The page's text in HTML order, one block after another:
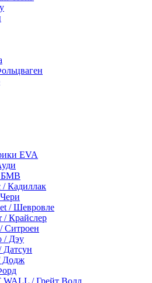
EVA
БМВ
/ Кадиллак
/ Шевровле
/ Крайслер
Ситроен
/ Дэу
Датсун
Додж
WALL / Грейт Волл